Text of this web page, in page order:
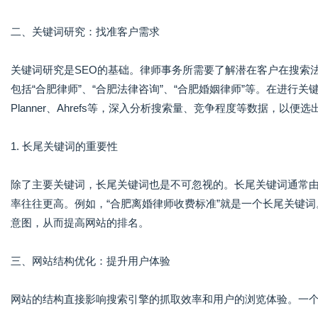
二、关键词研究：找准客户需求
关键词研究是SEO的基础。律师事务所需要了解潜在客户在搜
包括“合肥律师”、“合肥法律咨询”、“合肥婚姻律师”等。在进行
Planner、Ahrefs等，深入分析搜索量、竞争程度等数据，以便选
1. 长尾关键词的重要性
除了主要关键词，长尾关键词也是不可忽视的。长尾关键词通
率往往更高。例如，“合肥离婚律师收费标准”就是一个长尾关键
意图，从而提高网站的排名。
三、网站结构优化：提升用户体验
网站的结构直接影响搜索引擎的抓取效率和用户的浏览体验。一